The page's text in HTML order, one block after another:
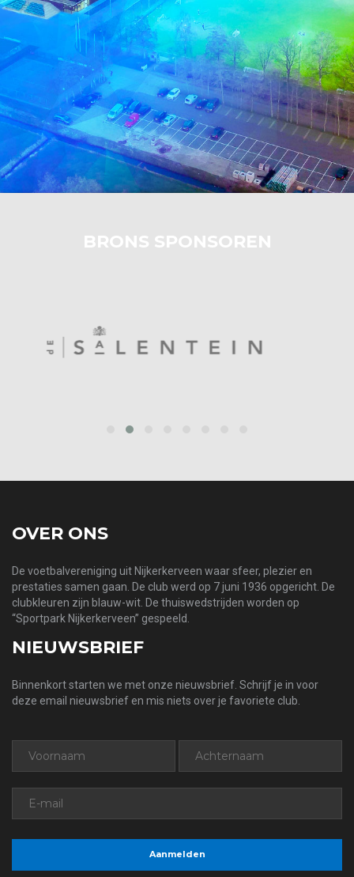
BRONS SPONSOREN
OVER ONS
De voetbalvereniging uit Nijkerkerveen waar sfeer, plezier en
prestaties samen gaan. De club werd op 7 juni 1936 opgericht. De
clubkleuren zijn blauw-wit. De thuiswedstrijden worden op
“Sportpark Nijkerkerveen” gespeeld.
NIEUWSBRIEF
Binnenkort starten we met onze nieuwsbrief. Schrijf je in voor
deze email nieuwsbrief en mis niets over je favoriete club.